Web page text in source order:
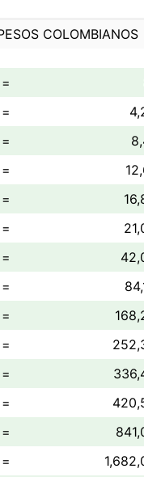
COLOMBIANOS
=
=
=
=
=
=
=
=
=
=
=
=
=
=